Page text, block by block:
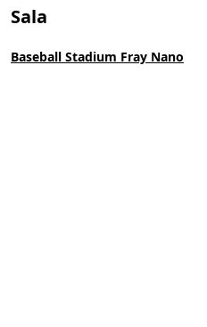
Sala
Baseball Stadium Fray Nano